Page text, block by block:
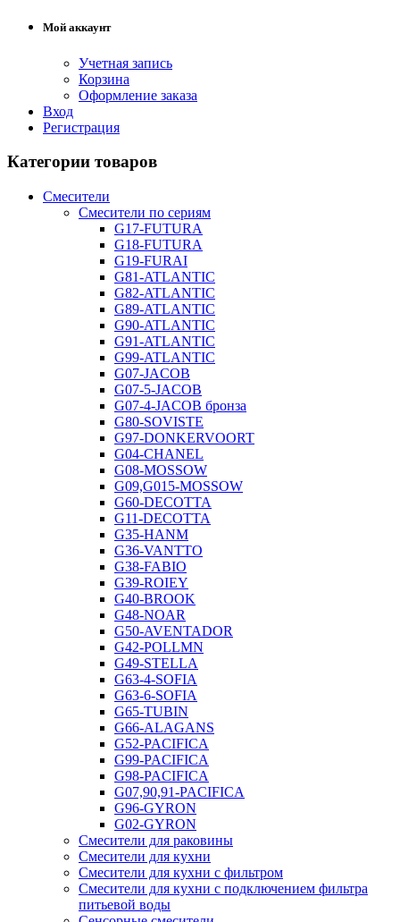
Мой аккаунт
Учетная запись
Корзина
Оформление заказа
Вход
Регистрация
Категории товаров
Смесители
Смесители по сериям
G17-FUTURA
G18-FUTURA
G19-FURAI
G81-ATLANTIC
G82-ATLANTIC
G89-ATLANTIC
G90-ATLANTIC
G91-ATLANTIC
G99-ATLANTIC
G07-JACOB
G07-5-JACOB
G07-4-JACOB бронза
G80-SOVISTE
G97-DONKERVOORT
G04-CHANEL
G08-MOSSOW
G09,G015-MOSSOW
G60-DECOTTA
G11-DECOTTA
G35-HANM
G36-VANTTO
G38-FABIO
G39-ROIEY
G40-BROOK
G48-NOAR
G50-AVENTADOR
G42-POLLMN
G49-STELLA
G63-4-SOFIA
G63-6-SOFIA
G65-TUBIN
G66-ALAGANS
G52-PACIFICA
G99-PACIFICA
G98-PACIFICA
G07,90,91-PACIFICA
G96-GYRON
G02-GYRON
Смесители для раковины
Смесители для кухни
Смесители для кухни с фильтром
Смесители для кухни с подключением фильтра
питьевой воды